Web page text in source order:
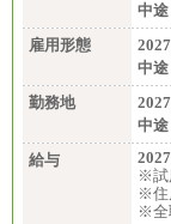
中途
雇用形態
中途
勤務地
中途
給与
※試
※住
※全